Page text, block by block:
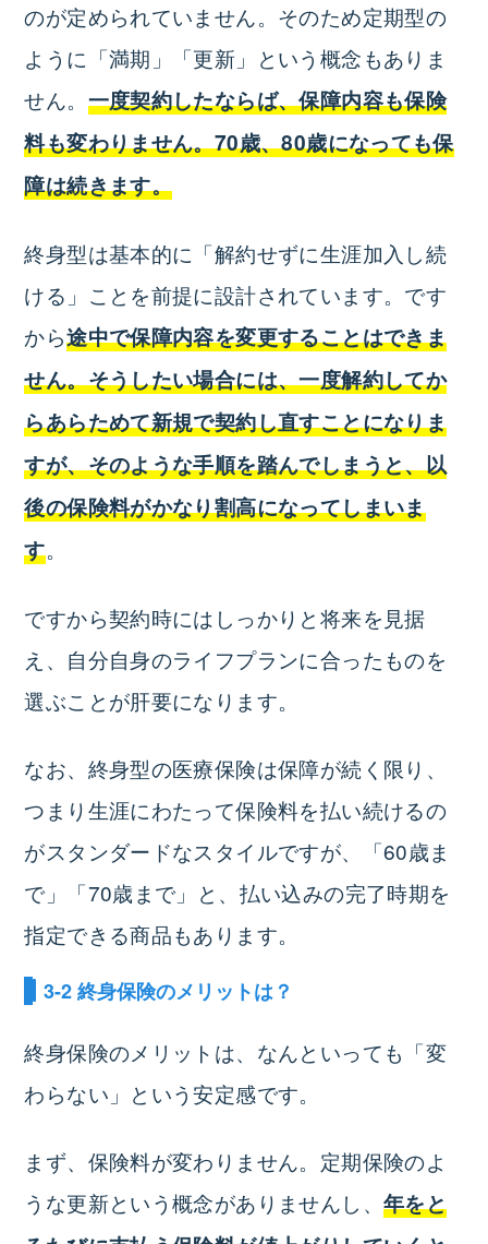
のが定められていません。そのため定期型の
ように「満期」「更新」という概念もありま
せん。 一度契約したならば、保障内容も保険
料も変わりません。70歳、80歳になっても保
障は続きます。
終身型は基本的に「解約せずに生涯加入し続
ける」ことを前提に設計されています。です
から途中で保障内容を変更することはできま
せん。そうしたい場合には、一度解約してか
らあらためて新規で契約し直すことになりま
すが、そのような手順を踏んでしまうと、以
後の保険料がかなり割高になってしまいま
す。
ですから契約時にはしっかりと将来を見据
え、自分自身のライフプランに合ったものを
選ぶことが肝要になります。
なお、終身型の医療保険は保障が続く限り、
つまり生涯にわたって保険料を払い続けるの
がスタンダードなスタイルですが、「60歳ま
で」「70歳まで」と、払い込みの完了時期を
指定できる商品もあります。
3-2 終身保険のメリットは？
終身保険のメリットは、なんといっても「変
わらない」という安定感です。
まず、保険料が変わりません。定期保険のよ
うな更新という概念がありませんし、 年をと